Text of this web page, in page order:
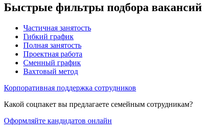
Быстрые фильтры подбора вакансий
Частичная занятость
Гибкий график
Полная занятость
Проектная работа
Сменный график
Вахтовый метод
Корпоративная поддержка сотрудников
Какой соцпакет вы предлагаете семейным сотрудникам?
Оформляйте кандидатов онлайн